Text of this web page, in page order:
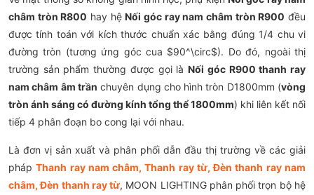
châm tròn R800 hay hệNối góc ray nam châm tròn R900 đều
được tính toán với kích thước chuẩn xác bằng đúng 1/4 chu vi
đường tròn (tương ứng góc cua $90^\circ$). Do đó, ngoài thị
trường sản phẩm thường được gọi làNối góc R900 thanh ray
nam châm âm trần chuyên dụng cho hình tròn D1800mm (vòng
tròn ánh sáng có đường kính tổng thể 1800mm) khi liên kết nối
tiếp 4 phân đoạn bo cong lại với nhau.
Là đơn vị sản xuất và phân phối dẫn đầu thị trường về các giải
phápThanh ray nam châm, Thanh ray từ, Đèn thanh ray nam
châm, Đèn thanh ray từ, MOON LIGHTING phân phối trọn bộ hệ